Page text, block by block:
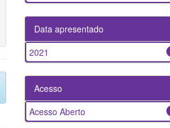
Data apresentado
2021
Acesso
Acesso Aberto